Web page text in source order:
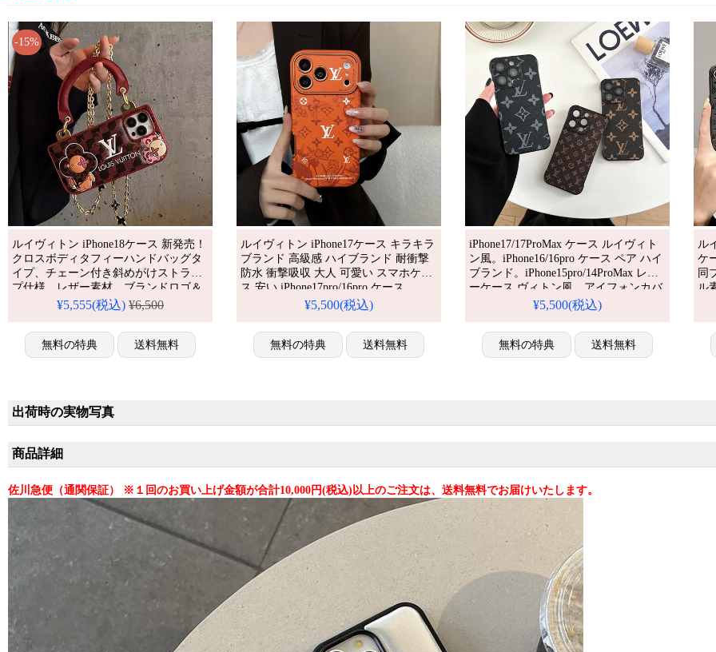
-15%
ルイヴィトン iPhone18ケース 新発売！
クロスボディタフィーハンドバッグタ
イプ、チェーン付き斜めがけストラッ
プ仕様。レザー素材、ブランドロゴ＆
サンフラワーデザイン。
も愛用する人気ブランド、耐衝撃＆防
水の多機能仕様。かわいいサンフラワ
ースタイルが流行り、格安で手に入
¥5,555(税込) ¥6,500
無料の特典 送料無料
ルイヴィトン iPhone17ケース キラキラ
ブランド 高級感 ハイブランド 耐衝撃
防水 衝撃吸収 大人 可愛い スマホケー
ス 安い iPhone17pro/16pro ケース
iPhone15/15pro/14pro ケース ブランド
iPhone 17 プロ / プラス ケース
¥5,500(税込)
無料の特典 送料無料
iPhone17/17ProMax ケース ルイヴィト
ン風。iPhone16/16pro ケース ペア ハイ
ブランド。iPhone15pro/14ProMax レザ
ーケース ヴィトン風。アイフォンカバ
ー13 ブランドコピー。人気・芸能人愛
能。格安＆おしゃれ。
iPhone16pro/15promaxケース対応。
¥5,500(税込)
無料の特典 送料無料
ル
ケ
同
ル
で
ケ
出荷時の実物写真
商品詳細
佐川急便（通関保証） ※１回のお買い上げ金額が合計10,000円(税込)以上のご注文は、送料無料でお届けいたします。